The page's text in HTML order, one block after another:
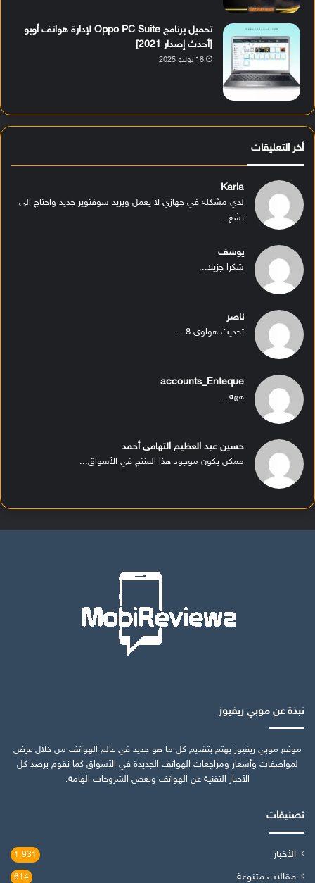
تحميل برنامج Oppo PC Suite لإدارة هواتف أوبو
[أحدث إصدار 2021]
18 يوليو 2025
أخر التعليقات
Karla
لدي مشكله في جهازي لا يعمل ويريد سوفتوير جديد واحتاج الى
تشغ...
يوسف
شكرا جزيلا...
ناصر
تحديث هواوي 8...
accounts_Enteque
ههه...
حسين عبد العظيم التهامى أحمد
ممكن يكون موجود هذا المنتج في الأسواق...
نبذة عن موبي ريفيوز
موقع موبي ريفيوز يهتم بتقديم كل ما هو جديد في عالم الهواتف من خلال عرض
لمواصفات وأسعار ومراجعات الهواتف الجديدة في الأسواق كما نقوم برصد كل
الأخبار التقنية عن الهواتف وبعض الشروحات الهامة.
تصنيفات
الأخبار 1٬931
مقالات متنوعة 614